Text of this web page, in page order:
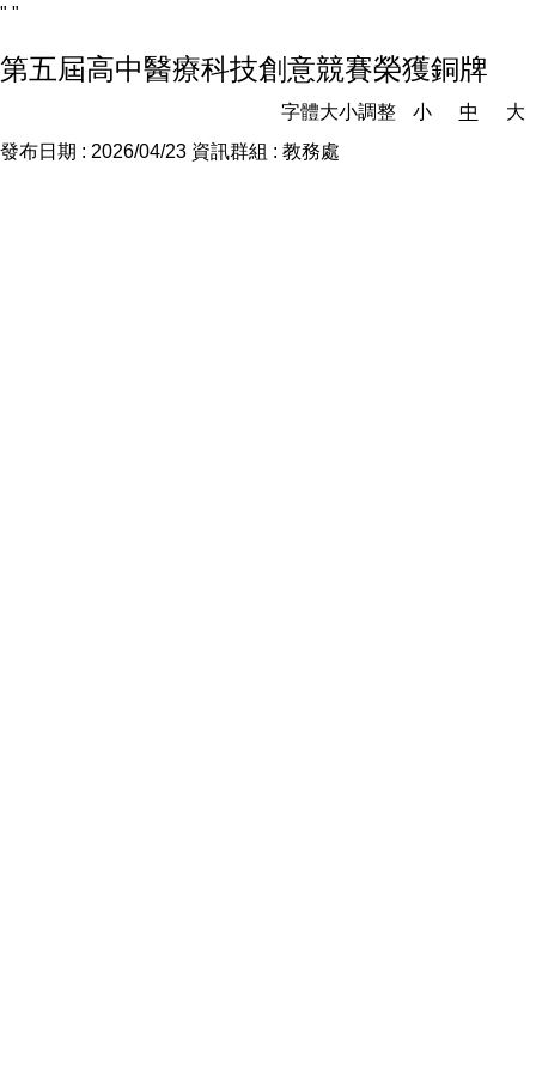
" "
第五屆高中醫療科技創意競賽榮獲銅牌
字體大小調整 小 中
大
發布日期 : 2026/04/23 資訊群組 : 教務處